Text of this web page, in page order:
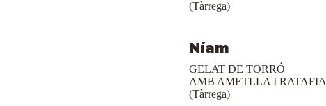
(Tàrrega)
Níam
GELAT DE TORRÓ
AMB AMETLLA I RATAFIA
(Tàrrega)